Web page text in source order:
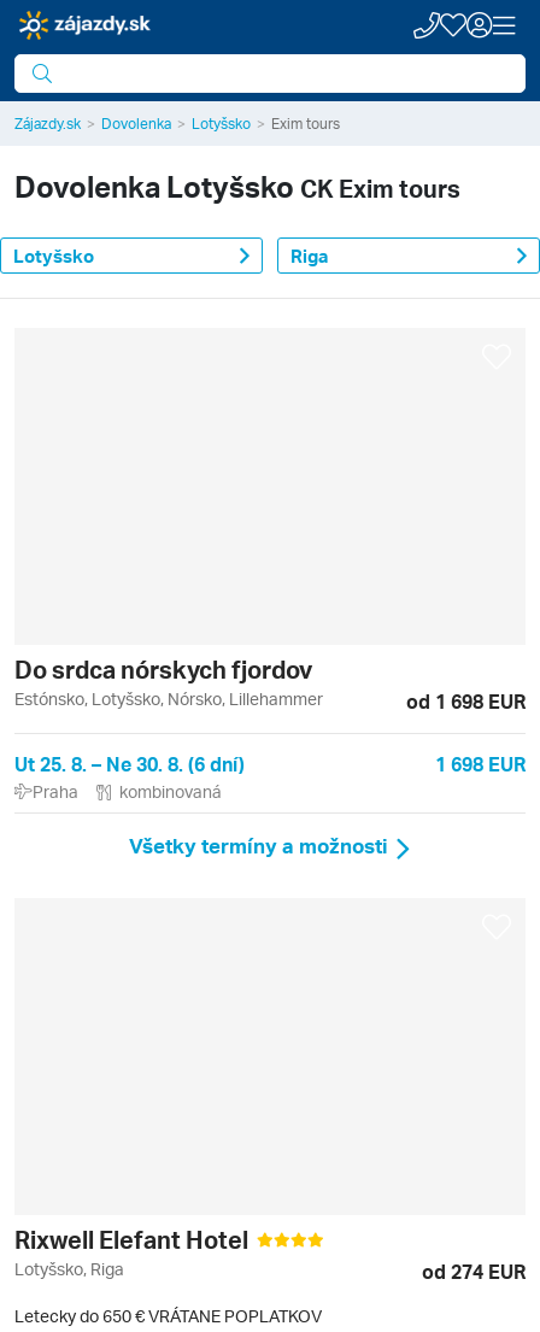
Zájazdy.sk Dovolenka Lotyšsko Exim tours
Dovolenka Lotyšsko CK Exim tours
Lotyšsko Riga
Do srdca nórskych fjordov
Estónsko, Lotyšsko, Nórsko, Lillehammer od 1 698 EUR
Ut 25. 8. – Ne 30. 8. (6 dní) 1 698 EUR
Praha kombinovaná
Všetky termíny a možnosti
Rixwell Elefant Hotel
Lotyšsko, Riga od 274 EUR
Letecky do 650 € VRÁTANE POPLATKOV